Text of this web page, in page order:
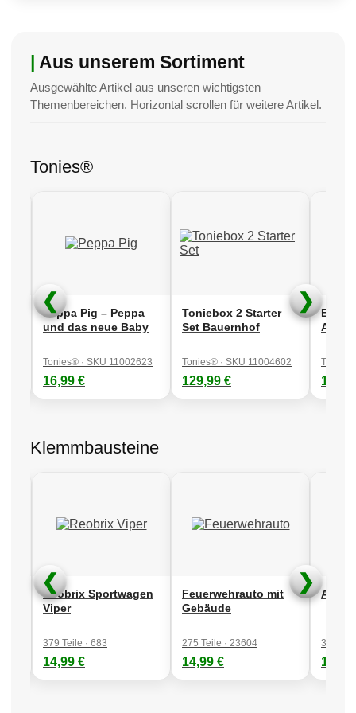
Herbstneuheiten veröffentlicht!Fleischmann
27/08/2025
20/01/2025
Fleischmann Neuheiten Spur N –
Neue Produktkategorie! Fundgrube
24/05/2026
Spur H0|Spur N|Klemmbausteine|Tonies
29/04/2026
25/03/2026
07/01/2026
18/09/2025
Herbstneuheiten veröffentlicht!Fleischmann
27/08/2025
Sortimentserweiterung:
Kinder-Elektroautos
| Aus unserem Sortiment
Ausgewählte Artikel aus unseren wichtigsten
Themenbereichen. Horizontal scrollen für weitere Artikel.
Tonies®
❮
Peppa Pig – Peppa
und das neue Baby
Tonies® · SKU 11002623
16,99 €
Toniebox 2 Starter
Set Bauernhof
Tonies® · SKU 11004602
129,99 €
Bibi
16,99
❯
Klemmbausteine
❮
Reobrix Sportwagen
Viper
379 Teile · 683
14,99 €
Feuerwehrauto mit
Gebäude
275 Teile · 23604
14,99 €
Auto-
350
14,99
❯